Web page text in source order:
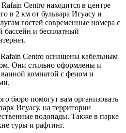
Centro находится в центре
в 2 км от бульвара Игуасу и
гостей современные номера с
и бесплатный
Centro оснащены кабельным
Они стильно оформлены и
комнатой с феном и
бюро помогут вам организовать
Игуасу, на территории
водопады. Также в парке
туры и рафтинг.